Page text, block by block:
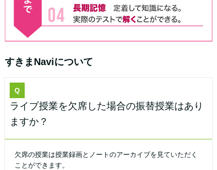
すきまNaviについて
Q
ライブ授業を欠席した場合の振替授業はあり
ますか？
欠席の授業は授業録画とノートのアーカイブを見ていただく
ことができます。